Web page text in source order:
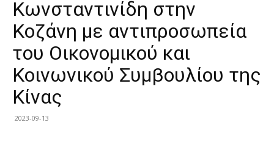
Κωνσταντινίδη στην
Κοζάνη με αντιπροσωπεία
του Οικονομικού και
Κοινωνικού Συμβουλίου της
Κίνας
2023-09-13